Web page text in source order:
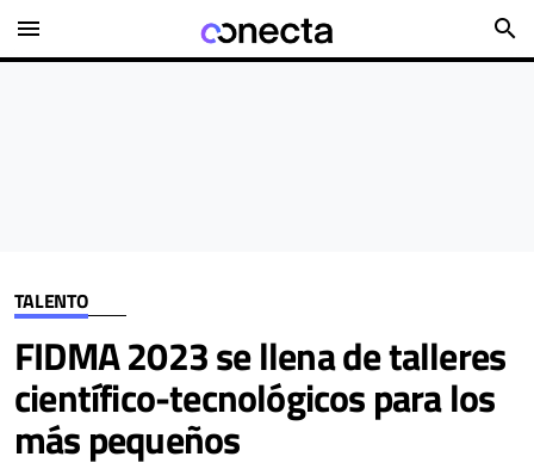
menu search
TALENTO
FIDMA 2023 se llena de talleres
científico-tecnológicos para los
más pequeños